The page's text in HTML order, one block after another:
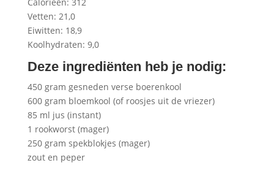
Calorieën: 312
Vetten: 21,0
Eiwitten: 18,9
Koolhydraten: 9,0
Deze ingrediënten heb je nodig:
450 gram gesneden verse boerenkool
600 gram bloemkool (of roosjes uit de vriezer)
85 ml jus (instant)
1 rookworst (mager)
250 gram spekblokjes (mager)
zout en peper